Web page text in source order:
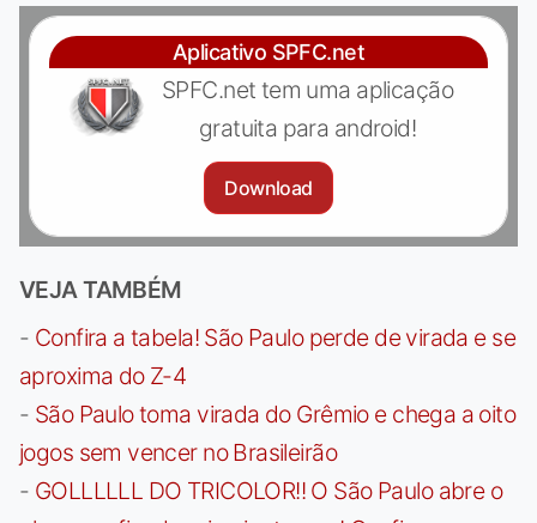
Aplicativo SPFC.net
SPFC.net tem uma aplicação
gratuita para android!
Download
VEJA TAMBÉM
- Confira a tabela! São Paulo perde de virada e se
aproxima do Z-4
- São Paulo toma virada do Grêmio e chega a oito
jogos sem vencer no Brasileirão
- GOLLLLLL DO TRICOLOR!! O São Paulo abre o